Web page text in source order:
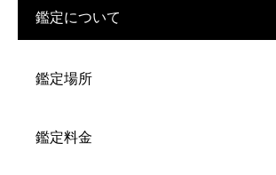
鑑定について
鑑定場所
鑑定料金